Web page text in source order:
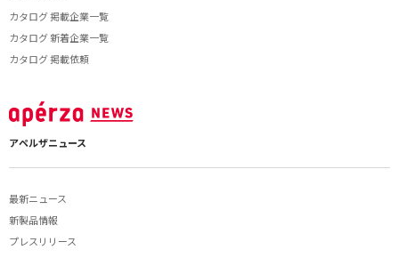
カタログ 掲載企業一覧
カタログ 新着企業一覧
カタログ 掲載依頼
アペルザニュース
最新ニュース
新製品情報
プレスリリース